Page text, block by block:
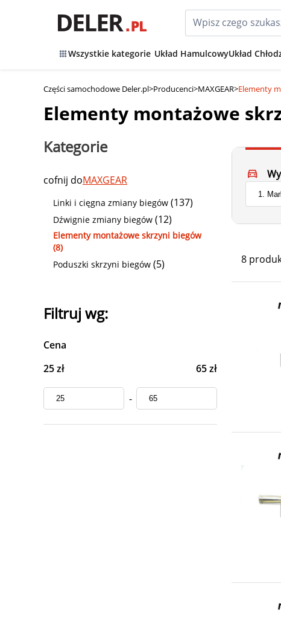
Wszystkie kategorie Układ HamulcowyUkład
Części samochodowe Deler.pl>Producenci>MAXGEAR>Elementy
Elementy montażowe
Kategorie
cofnij doMAXGEAR
Linki i cięgna zmiany biegów (137)
Dźwignie zmiany biegów (12)
Elementy montażowe skrzyni biegów
(8)
Poduszki skrzyni biegów (5)
Filtruj wg:
Cena
25 zł
65 zł
-
8